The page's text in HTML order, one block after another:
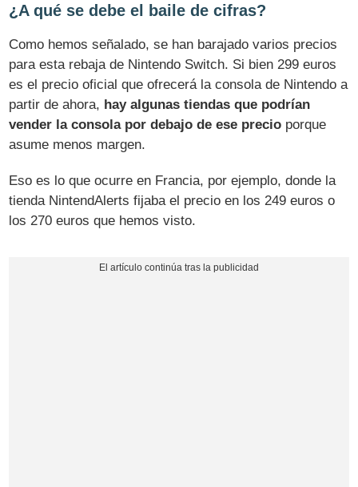
¿A qué se debe el baile de cifras?
Como hemos señalado, se han barajado varios precios
para esta rebaja de Nintendo Switch. Si bien 299 euros
es el precio oficial que ofrecerá la consola de Nintendo a
partir de ahora, hay algunas tiendas que podrían
vender la consola por debajo de ese precio porque
asume menos margen.
Eso es lo que ocurre en Francia, por ejemplo, donde la
tienda NintendAlerts fijaba el precio en los 249 euros o
los 270 euros que hemos visto.